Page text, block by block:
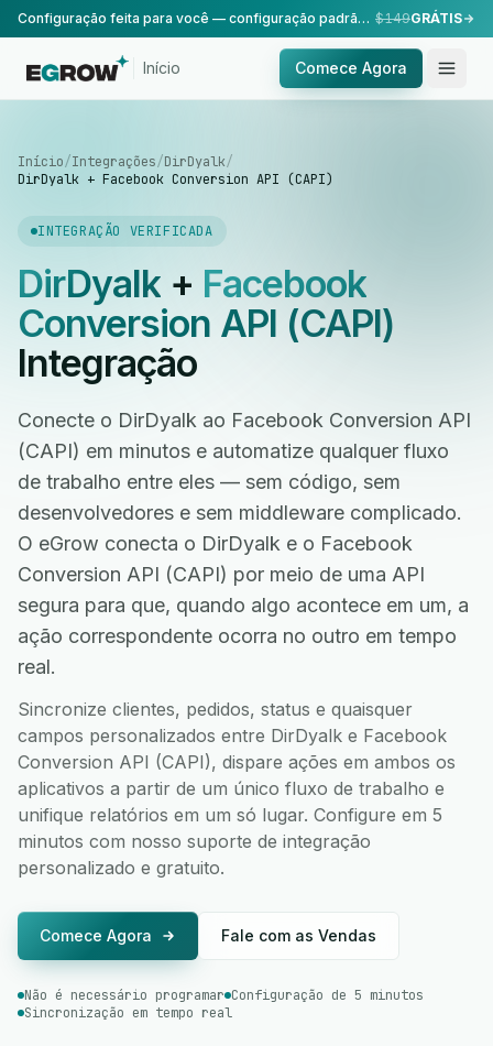
Configuração feita para você — configuração padrão, realizada pela nossa equipe. $149GRÁTIS
Início Comece Agora
Início/Integrações/DirDyalk/
DirDyalk + Facebook Conversion API (CAPI)
INTEGRAÇÃO VERIFICADA
DirDyalk+ Facebook
Conversion API (CAPI)
Integração
Conecte o DirDyalk ao Facebook Conversion API
(CAPI) em minutos e automatize qualquer fluxo
de trabalho entre eles — sem código, sem
desenvolvedores e sem middleware complicado.
O eGrow conecta o DirDyalk e o Facebook
Conversion API (CAPI) por meio de uma API
segura para que, quando algo acontece em um, a
ação correspondente ocorra no outro em tempo
real.
Sincronize clientes, pedidos, status e quaisquer
campos personalizados entre DirDyalk e Facebook
Conversion API (CAPI), dispare ações em ambos os
aplicativos a partir de um único fluxo de trabalho e
unifique relatórios em um só lugar. Configure em 5
minutos com nosso suporte de integração
personalizado e gratuito.
Comece Agora Fale com as Vendas
Não é necessário programar Configuração de 5 minutos
Sincronização em tempo real